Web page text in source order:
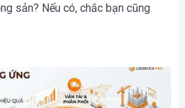
sản? Nếu có, chắc bạn cũng